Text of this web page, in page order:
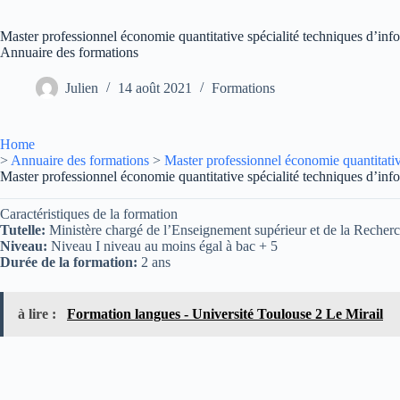
Master professionnel économie quantitative spécialité techniques
Annuaire des formations
Julien 14 août 2021 Formations
Home
> Annuaire des formations > Master professionnel économie
Master professionnel économie quantitative spécialité techniques
Caractéristiques de la formation
Tutelle: Ministère chargé de l’Enseignement supérieur et de la
Niveau: Niveau I niveau au moins égal à bac + 5
Durée de la formation: 2 ans
à lire : Formation langues - Université Toulouse 2 Le Mirail